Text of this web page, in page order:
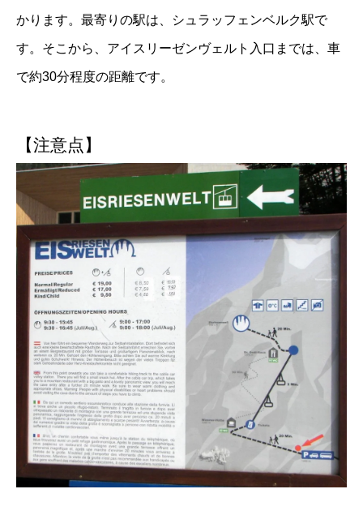
かります。最寄りの駅は、シュラッフェンベルク駅で
す。そこから、アイスリーゼンヴェルト入口までは、車
で約30分程度の距離です。
【注意点】